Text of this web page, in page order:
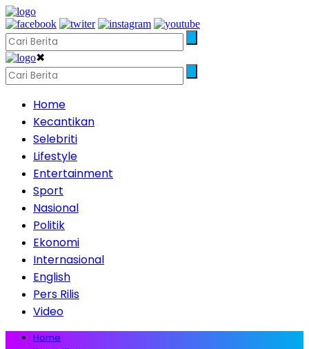
✖
Home
Kecantikan
Selebriti
Lifestyle
Entertainment
Sport
Nasional
Politik
Ekonomi
Internasional
English
Pers Rilis
Video
Home